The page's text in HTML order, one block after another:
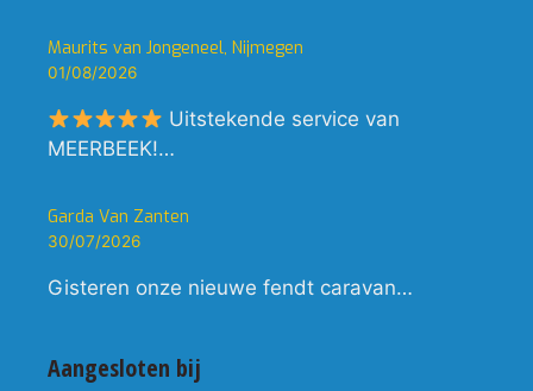
Maurits van Jongeneel, Nijmegen
01/08/2026
Uitstekende service van
MEERBEEK!…
Garda Van Zanten
30/07/2026
Gisteren onze nieuwe fendt caravan…
Aangesloten bij